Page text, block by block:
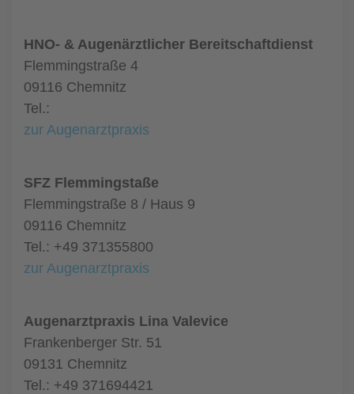
HNO- & Augenärztlicher Bereitschaftdienst
Flemmingstraße 4
09116 Chemnitz
Tel.:
zur Augenarztpraxis
SFZ Flemmingstaße
Flemmingstraße 8 / Haus 9
09116 Chemnitz
Tel.: +49 371355800
zur Augenarztpraxis
Augenarztpraxis Lina Valevice
Frankenberger Str. 51
09131 Chemnitz
Tel.: +49 371694421